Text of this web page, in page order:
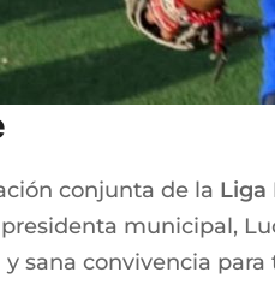
conjunta de la Liga
municipal,
sana convivencia